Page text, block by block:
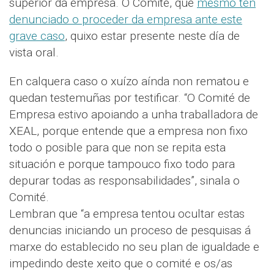
denunciado o proceder da empresa ante este
grave caso, quixo estar presente neste día de
vista oral.
En calquera caso o xuízo aínda non rematou e
quedan testemuñas por testificar. “O Comité de
Empresa estivo apoiando a unha traballadora de
XEAL, porque entende que a empresa non fixo
todo o posible para que non se repita esta
situación e porque tampouco fixo todo para
depurar todas as responsabilidades”, sinala o
Comité.
Lembran que “a empresa tentou ocultar estas
denuncias iniciando un proceso de pesquisas á
marxe do establecido no seu plan de igualdade e
impedindo deste xeito que o comité e os/as